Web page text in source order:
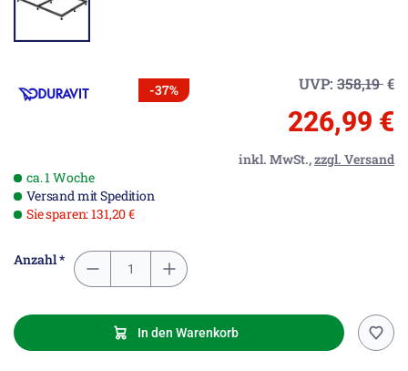
-37% UVP: 358,19€
226,99 €
inkl. MwSt.,zzgl. Versand
ca. 1 Woche
Versand mit Spedition
Sie sparen: 131,20 €
Anzahl *
In den Warenkorb